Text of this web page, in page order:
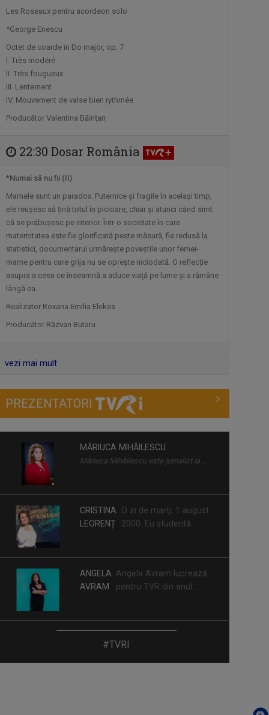
DUMNEAVOASTRĂ
Medicii români, specialiști de renume, ...
A DOUA EMIGRARE
ARTICOLUL VII
Pornim de la Articolul VII al Constituţiei
...
Les Roseaux pentru acordeon solo
*George Enescu
Octet de coarde în Do major, op. 7
I. Très modéré
II. Très fougueux
III. Lentement
IV. Mouvement de valse bien rythmée
Producător Valentina Băinţan
22:30 Dosar România
*Numai să nu fii (II)
Mamele sunt un paradox. Puternice și fragile în același timp,
ele reușesc să țină totul în picioare, chiar și atunci când simt
că se prăbușesc pe interior. Într-o societate în care
maternitatea este fie glorificată peste măsură, fie redusă la
statistici, documentarul urmărește poveștile unor femei-
mame pentru care grija nu se oprește niciodată. O reflecție
asupra a ceea ce înseamnă a aduce viață pe lume și a rămâne
lângă ea.
Realizator Roxana Emilia Elekes
Producător Răzvan Butaru
vezi mai mult
PREZENTATORI
MĂRIUCA MIHĂILESCU
Măriuca Mihăilescu este jurnalist la ...
CRISTINA
LEORENȚ
O zi de marţi, 1 august
2000. Eu studentă. ...
ANGELA
AVRAM
Angela Avram lucrează
pentru TVR din anul ...
DOBRE
emisiunii "A doua ...
#TVRI